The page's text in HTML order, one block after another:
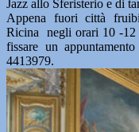
Jazz allo Sferisterio e di
Appena fuori città
Ricina negli orari 10 -12
fissare un
4413979.